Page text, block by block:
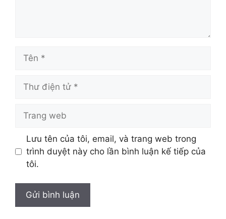
điện
web
Lưu tên của tôi, email, và trang web trong
trình duyệt này cho lần bình luận kế tiếp của
tôi.